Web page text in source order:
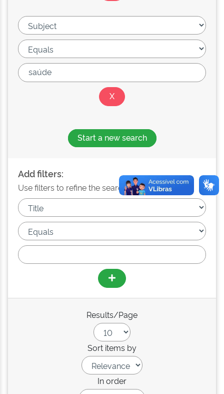
Start a new search
Add filters:
Use filters to refine the search results.
Results/Page
Sort items by
In order